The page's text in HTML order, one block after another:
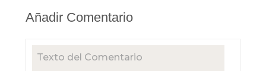
Añadir Comentario